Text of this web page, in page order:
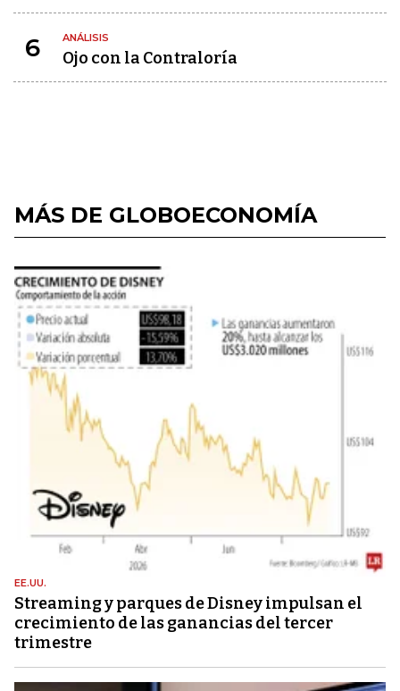
6 ANÁLISIS
Ojo con la Contraloría
MÁS DE GLOBOECONOMÍA
EE.UU.
Streaming y parques de Disney impulsan el
crecimiento de las ganancias del tercer
trimestre